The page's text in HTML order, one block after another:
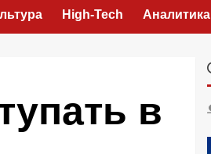
High-Tech Аналитика
в